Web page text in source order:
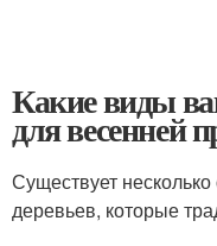
Какие виды
для весенней
Существует
деревьев, которые